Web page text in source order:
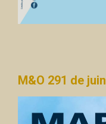
M&O 291 de